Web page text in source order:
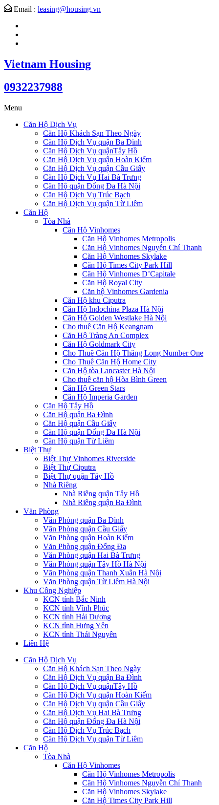
Email : leasing@housing.vn
Vietnam Housing
0932237988
Menu
Căn Hộ Dịch Vụ
Căn Hộ Khách Sạn Theo Ngày
Căn Hộ Dịch Vụ quận Ba Đình
Căn Hộ Dịch Vụ quậnTây Hồ
Căn Hộ Dịch Vụ quận Hoàn Kiếm
Căn Hộ Dịch Vụ quận Cầu Giấy
Căn Hộ Dịch Vụ Hai Bà Trưng
Căn Hộ quận Đống Đa Hà Nội
Căn Hộ Dịch Vụ Trúc Bạch
Căn Hộ Dịch Vụ quận Từ Liêm
Căn Hộ
Tòa Nhà
Căn Hộ Vinhomes
Căn Hộ Vinhomes Metropolis
Căn Hộ Vinhomes Nguyễn Chí Thanh
Căn Hộ Vinhomes Skylake
Căn Hộ Times City Park Hill
Căn Hộ Vinhomes D’Capitale
Căn Hộ Royal City
Căn hộ Vinhomes Gardenia
Căn Hộ khu Ciputra
Căn Hộ Indochina Plaza Hà Nội
Căn Hộ Golden Westlake Hà Nội
Cho thuê Căn Hộ Keangnam
Căn Hộ Tràng An Complex
Căn Hộ Goldmark City
Cho Thuê Căn Hộ Thăng Long Number One
Cho Thuê Căn Hộ Home City
Căn Hộ tòa Lancaster Hà Nội
Cho thuê căn hộ Hòa Bình Green
Căn Hộ Green Stars
Căn Hộ Imperia Garden
Căn Hộ Tây Hồ
Căn Hộ quận Ba Đình
Căn Hộ quận Cầu Giấy
Căn Hộ quận Đống Đa Hà Nội
Căn Hộ quận Từ Liêm
Biệt Thự
Biệt Thự Vinhomes Riverside
Biệt Thự Ciputra
Biệt Thự quận Tây Hồ
Nhà Riêng
Nhà Riêng quận Tây Hồ
Nhà Riêng quận Ba Đình
Văn Phòng
Văn Phòng quận Ba Đình
Văn Phòng quận Cầu Giấy
Văn Phòng quận Hoàn Kiếm
Văn Phòng quận Đống Đa
Văn Phòng quận Hai Bà Trưng
Văn Phòng quận Tây Hồ Hà Nội
Văn Phòng quận Thanh Xuân Hà Nội
Văn Phòng quận Từ Liêm Hà Nội
Khu Công Nghiệp
KCN tỉnh Bắc Ninh
KCN tỉnh Vĩnh Phúc
KCN tỉnh Hải Dương
KCN tỉnh Hưng Yên
KCN tỉnh Thái Nguyên
Liên Hệ
Căn Hộ Dịch Vụ
Căn Hộ Khách Sạn Theo Ngày
Căn Hộ Dịch Vụ quận Ba Đình
Căn Hộ Dịch Vụ quậnTây Hồ
Căn Hộ Dịch Vụ quận Hoàn Kiếm
Căn Hộ Dịch Vụ quận Cầu Giấy
Căn Hộ Dịch Vụ Hai Bà Trưng
Căn Hộ quận Đống Đa Hà Nội
Căn Hộ Dịch Vụ Trúc Bạch
Căn Hộ Dịch Vụ quận Từ Liêm
Căn Hộ
Tòa Nhà
Căn Hộ Vinhomes
Căn Hộ Vinhomes Metropolis
Căn Hộ Vinhomes Nguyễn Chí Thanh
Căn Hộ Vinhomes Skylake
Căn Hộ Times City Park Hill